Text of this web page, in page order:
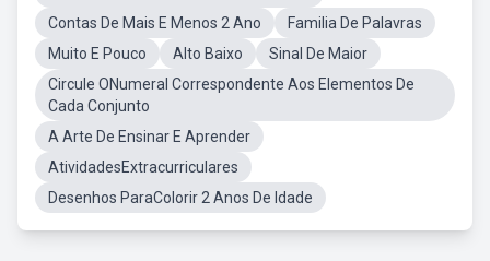
Contas De Mais E Menos 2 Ano
Familia De Palavras
Muito E Pouco
Alto Baixo
Sinal De Maior
Circule ONumeral Correspondente Aos Elementos De
Cada Conjunto
A Arte De Ensinar E Aprender
AtividadesExtracurriculares
Desenhos ParaColorir 2 Anos De Idade